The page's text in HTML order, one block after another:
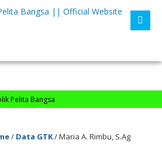
Bangsa
/ Data GTK/Maria A. Rimbu, S.Ag